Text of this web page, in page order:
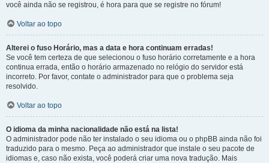
você ainda não se registrou, é hora para que se registre no fórum!
Voltar ao topo
Alterei o fuso Horário, mas a data e hora continuam erradas!
Se você tem certeza de que selecionou o fuso horário corretamente e a hora
continua errada, então o horário armazenado no relógio do servidor está
incorreto. Por favor, contate o administrador para que o problema seja
resolvido.
Voltar ao topo
O idioma da minha nacionalidade não está na lista!
O administrador pode não ter instalado o seu idioma ou o phpBB ainda não foi
traduzido para o mesmo. Peça ao administrador que instale o seu pacote de
idiomas e, caso não exista, você poderá criar uma nova tradução. Mais